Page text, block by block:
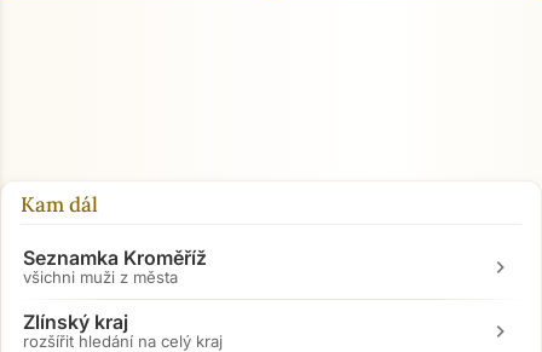
Kam dál
Seznamka Kroměříž
všichni muži z města chevron_right
Zlínský kraj
rozšířit hledání na celý kraj chevron_right